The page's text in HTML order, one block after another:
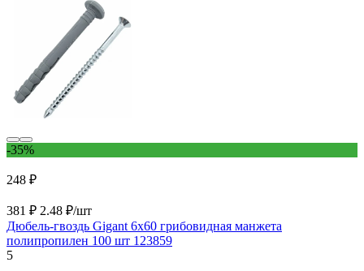
-35%
248 ₽
381 ₽ 2.48 ₽/шт
Дюбель-гвоздь Gigant 6x60 грибовидная манжета
полипропилен 100 шт 123859
5